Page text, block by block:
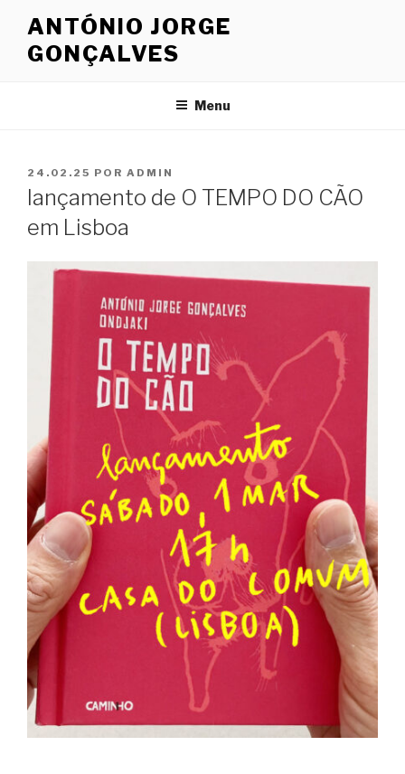
ANTÓNIO JORGE
GONÇALVES
Menu
PUBLICADO
EM
24.02.25 POR ADMIN
lançamento de O TEMPO DO CÃO
em Lisboa